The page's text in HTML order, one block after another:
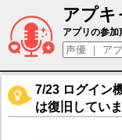
アプキ
ニーナ
アプリの参
7/23 ログイン
は復旧してい